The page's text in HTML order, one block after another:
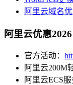
阿里云域名
阿里云优惠2026
官方活动：
阿里云200M
阿里云ECS